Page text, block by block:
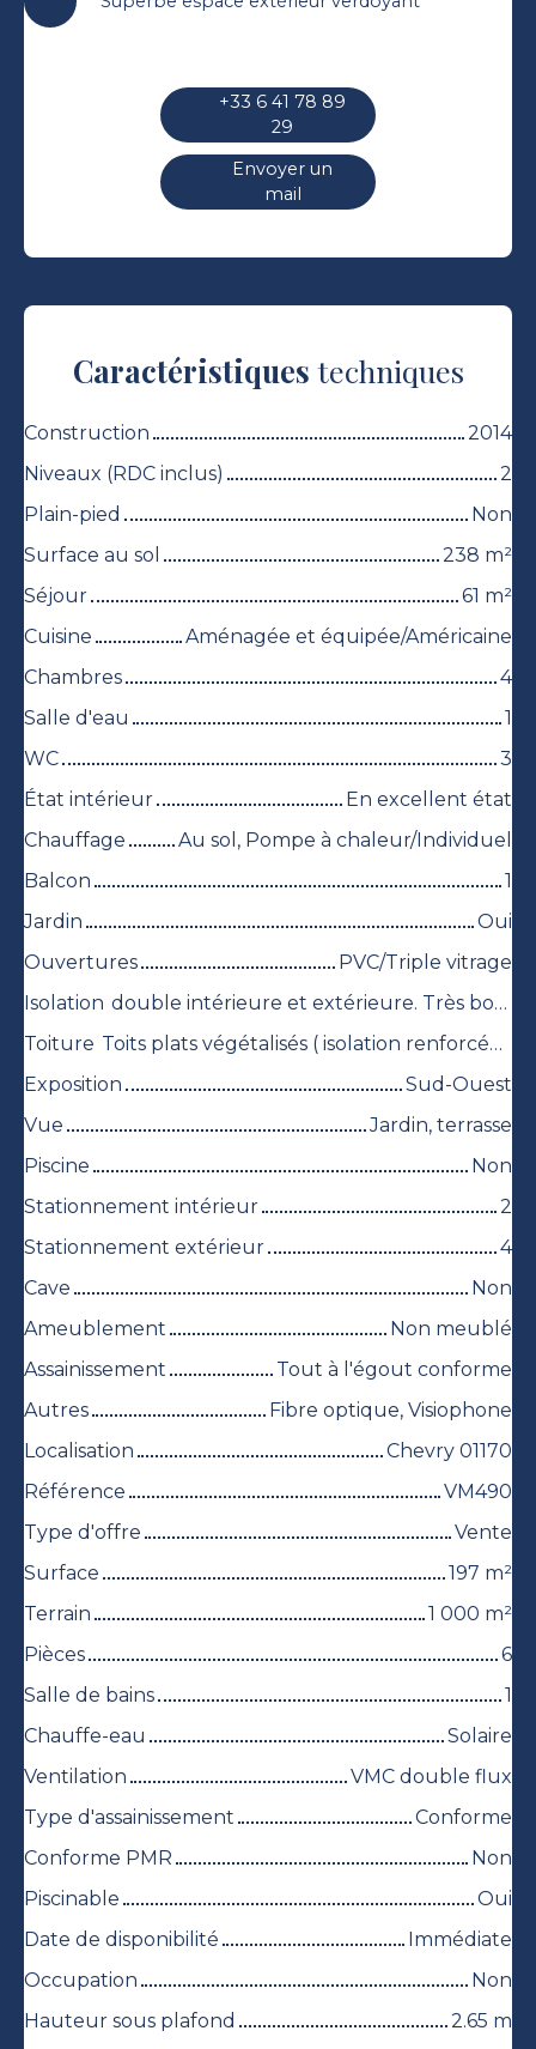
+33 6 41 78 89
29
Envoyer un
mail
Caractéristiques techniques
Construction
2014
Niveaux (RDC inclus)
2
Plain-pied
Non
Surface au sol
238 m²
Séjour
61 m²
Cuisine
Aménagée et équipée/Américaine
Chambres
4
Salle d'eau
1
WC
3
État intérieur
En excellent état
Chauffage
Au sol, Pompe à chaleur/Individuel
Balcon
1
Jardin
Oui
Ouvertures
PVC/Triple vitrage
Isolation
double intérieure et extérieure. Très bonne isolation.
Toiture
Toits plats végétalisés ( isolation renforcée )
Exposition
Sud-Ouest
Vue
Jardin, terrasse
Piscine
Non
Stationnement intérieur
2
Stationnement extérieur
4
Cave
Non
Ameublement
Non meublé
Assainissement
Tout à l'égout conforme
Autres
Fibre optique, Visiophone
Localisation
Chevry 01170
Référence
VM490
Type d'offre
Vente
Surface
197 m²
Terrain
1 000 m²
Pièces
6
Salle de bains
1
Chauffe-eau
Solaire
Ventilation
VMC double flux
Type d'assainissement
Conforme
Conforme PMR
Non
Piscinable
Oui
Date de disponibilité
Immédiate
Occupation
Non
Hauteur sous plafond
2.65 m